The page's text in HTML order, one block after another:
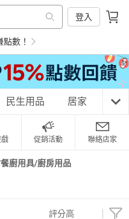
登入
數！
養生保健
親子玩具
民生用品 居家 3C
戲 促銷活動 聯絡店家
廚用具/廚房用品
評分高